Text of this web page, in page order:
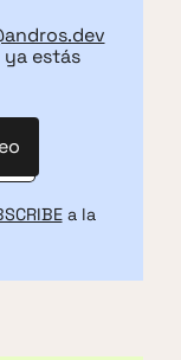
estás
a la